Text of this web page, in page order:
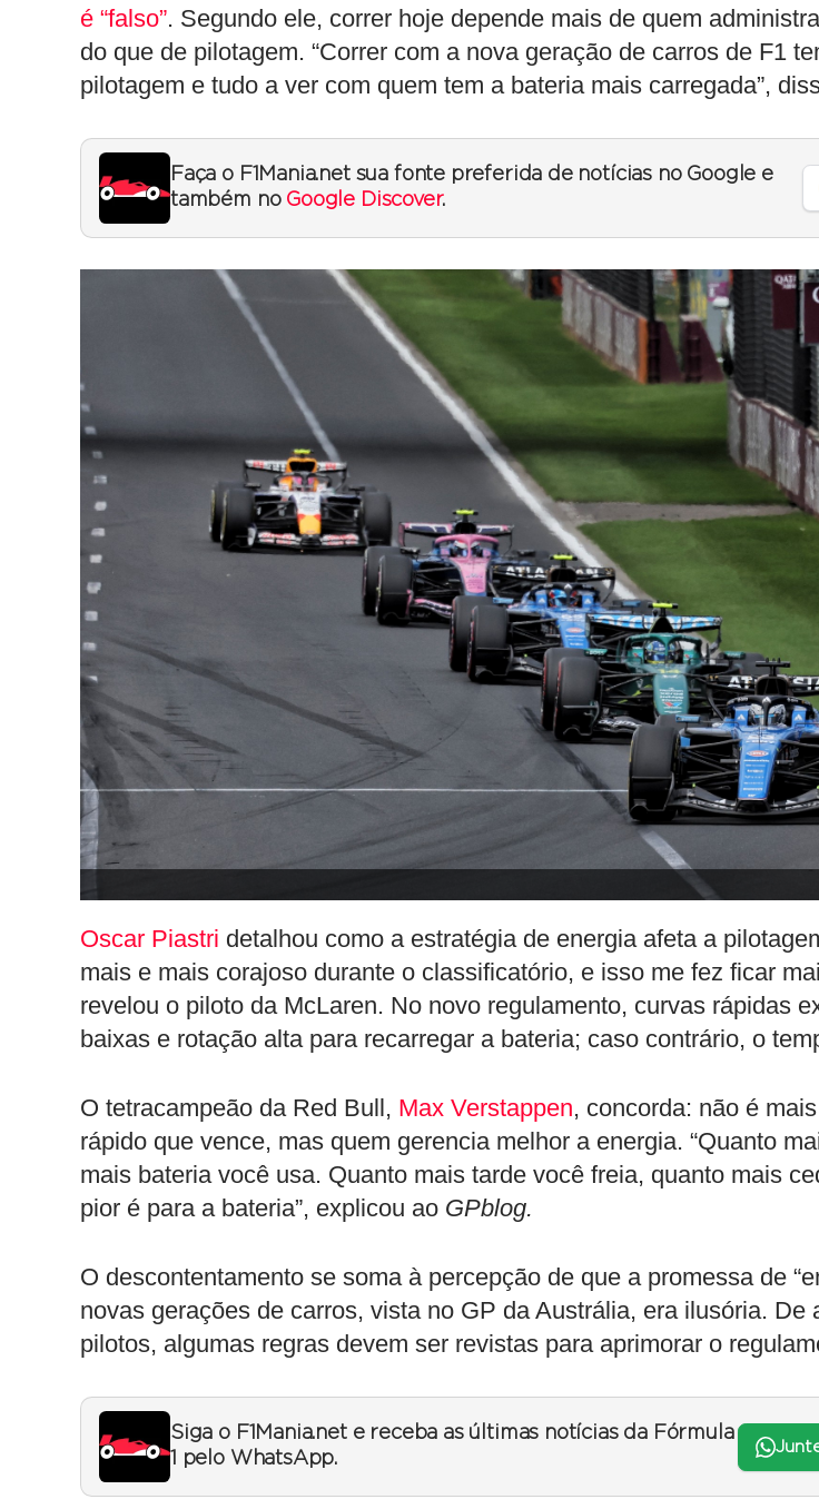
é “falso”. Segundo ele, correr hoje depende mais de quem
do que de pilotagem. “Correr com a nova geração de carros de F1
pilotagem e tudo a ver com quem tem a bateria mais carregada”,
Faça o F1Mania.net sua fonte preferida de notícias no Google e
também no Google Discover.
Oscar Piastri detalhou como a estratégia de energia afeta a
mais e mais corajoso durante o classificatório, e isso me fez ficar
revelou o piloto da McLaren. No novo regulamento, curvas rápidas
baixas e rotação alta para recarregar a bateria; caso contrário, o
O tetracampeão da Red Bull, Max Verstappen, concorda: não é
rápido que vence, mas quem gerencia melhor a energia. “Quanto
mais bateria você usa. Quanto mais tarde você freia, quanto mais
pior é para a bateria”, explicou ao GPblog.
O descontentamento se soma à percepção de que a promessa de
novas gerações de carros, vista no GP da Austrália, era ilusória. De
pilotos, algumas regras devem ser revistas para aprimorar o
Siga o F1Mania.net e receba as últimas notícias da Fórmula
1 pelo WhatsApp.